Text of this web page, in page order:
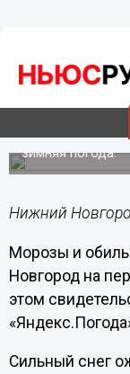
Морозы до -
ожидаются
этой
В целом
зимняя погода.
Нижний
Морозы и
Новгород на
этом
Сильный снег